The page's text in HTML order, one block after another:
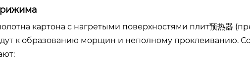
картона с нагретыми поверхностями плит预热器
к образованию морщин и неполному проклеиванию.